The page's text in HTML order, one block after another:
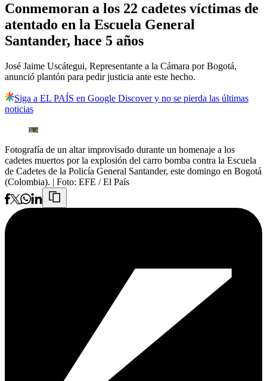
Conmemoran a los 22 cadetes víctimas de
atentado en la Escuela General
Santander, hace 5 años
José Jaime Uscátegui, Representante a la Cámara por Bogotá,
anunció plantón para pedir justicia ante este hecho.
Siga a EL PAÍS en Google Discover y no se pierda las últimas
noticias
Fotografía de un altar improvisado durante un homenaje a los
cadetes muertos por la explosión del carro bomba contra la Escuela
de Cadetes de la Policía General Santander, este domingo en Bogotá
(Colombia). | Foto: EFE / El País